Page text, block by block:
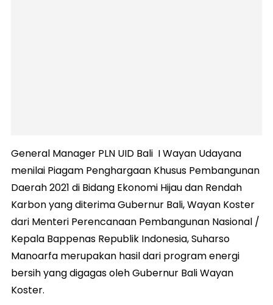
General Manager PLN UID Bali I Wayan Udayana
menilai Piagam Penghargaan Khusus Pembangunan
Daerah 2021 di Bidang Ekonomi Hijau dan Rendah
Karbon yang diterima Gubernur Bali, Wayan Koster
dari Menteri Perencanaan Pembangunan Nasional /
Kepala Bappenas Republik Indonesia, Suharso
Manoarfa merupakan hasil dari program energi
bersih yang digagas oleh Gubernur Bali Wayan
Koster.